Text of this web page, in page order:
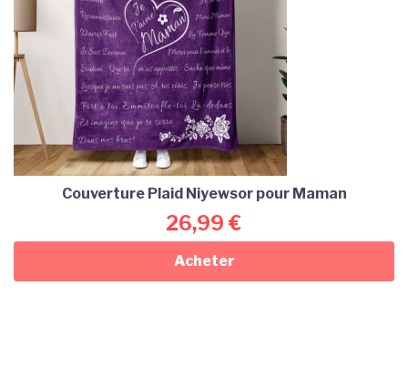
Couverture Plaid Niyewsor pour Maman
26,99 €
Acheter